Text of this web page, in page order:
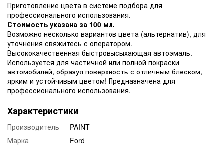
Приготовление цвета в системе подбора для
профессионального использования.
Стоимость указана за 100 мл.
Возможно несколько вариантов цвета (альтернатив), для
уточнения свяжитесь с оператором.
Высококачественная быстровысыхающая автоэмаль.
Используется для частичной или полной покраски
автомобилей, образуя поверхность с отличным блеском,
ярким и устойчивым цветом! Предназначена для
профессионального использования.
Характеристики
Производитель
PAINT
Марка
Ford